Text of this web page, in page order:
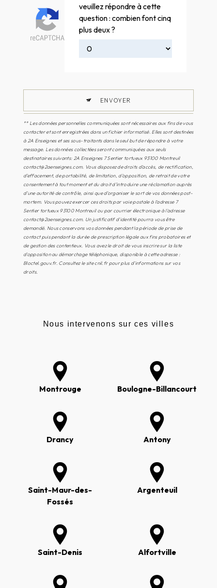
veuillez répondre à cette
question : combien font cinq
plus deux ?
ENVOYER
** Les données personnelles communiquées sont nécessaires aux fins de vous
contacter et sont enregistrées dans un fichier informatisé. Elles sont destinées
à 2A Enseignes et ses sous-traitants dans le seul but de répondre à votre
message. Les données collectées seront communiquées aux seuls
destinataires suivants: 2A Enseignes 7 Sentier tortueux 93100 Montreuil
contact@2aenseignes.com. Vous disposez de droits d’accès, de rectification,
d’effacement, de portabilité, de limitation, d’opposition, de retrait de votre
consentement à tout moment et du droit d’introduire une réclamation auprès
d’une autorité de contrôle, ainsi que d’organiser le sort de vos données post-
mortem. Vous pouvez exercer ces droits par voie postale à l'adresse 7
Sentier tortueux 93100 Montreuil ou par courrier électronique à l'adresse
contact@2aenseignes.com. Un justificatif d'identité pourra vous être
demandé. Nous conservons vos données pendant la période de prise de
contact puis pendant la durée de prescription légale aux fins probatoires et
de gestion des contentieux. Vous avez le droit de vous inscrire sur la liste
d'opposition au démarchage téléphonique, disponible à cette adresse :
Bloctel.gouv.fr. Consultez le site cnil.fr pour plus d’informations sur vos
droits.
Nous intervenons sur ces villes
Montrouge Boulogne-Billancourt
Drancy Antony
Saint-Maur-des-
Fossés
Argenteuil
Saint-Denis Alfortville